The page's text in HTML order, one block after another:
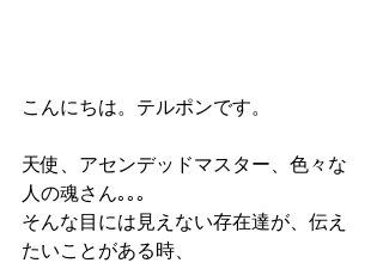
こんにちは。テルポンです。
天使、アセンデッドマスター、色々な
人の魂さん｡｡｡
そんな目には見えない存在達が、伝え
たいことがある時、